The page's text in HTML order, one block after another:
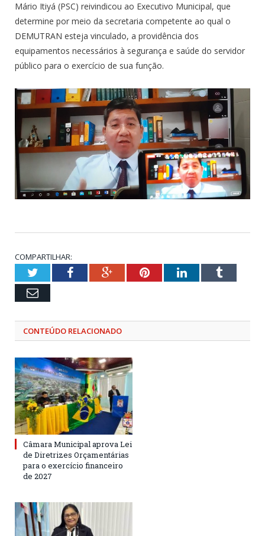
Mário Itiyá (PSC) reivindicou ao Executivo Municipal, que
determine por meio da secretaria competente ao qual o
DEMUTRAN esteja vinculado, a providência dos
equipamentos necessários à segurança e saúde do servidor
público para o exercício de sua função.
COMPARTILHAR:
TwitterFacebookGoogle+PinterestLinkedInTumblr
Email
CONTEÚDO RELACIONADO
Câmara Municipal aprova Lei
de Diretrizes Orçamentárias
para o exercício financeiro
de 2027